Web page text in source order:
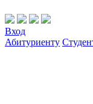
Вход
Абитуриенту